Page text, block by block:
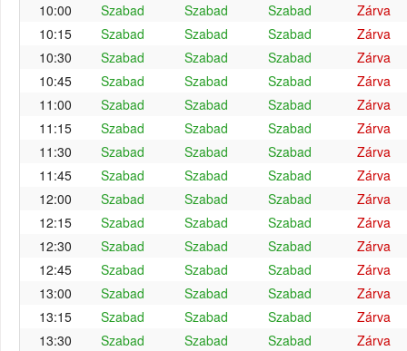
10:00
Szabad Szabad Szabad
Zárva
10:15
Szabad Szabad Szabad
Zárva
10:30
Szabad Szabad Szabad
Zárva
10:45
Szabad Szabad Szabad
Zárva
11:00
Szabad Szabad Szabad
Zárva
11:15
Szabad Szabad Szabad
Zárva
11:30
Szabad Szabad Szabad
Zárva
11:45
Szabad Szabad Szabad
Zárva
12:00
Szabad Szabad Szabad
Zárva
12:15
Szabad Szabad Szabad
Zárva
12:30
Szabad Szabad Szabad
Zárva
12:45
Szabad Szabad Szabad
Zárva
13:00
Szabad Szabad Szabad
Zárva
13:15
Szabad Szabad Szabad
Zárva
13:30
Szabad Szabad Szabad
Zárva